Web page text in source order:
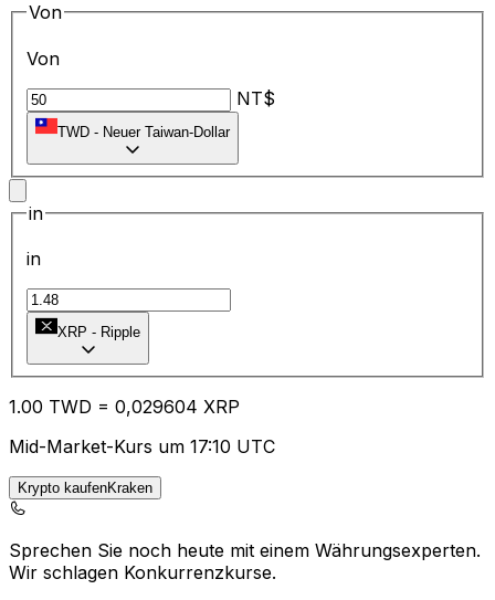
Von
Von
NT$
TWD - Neuer Taiwan-Dollar
in
in
XRP - Ripple
1.00 TWD = 0,029604 XRP
Mid-Market-Kurs um 17:10 UTC
Krypto kaufenKraken
Sprechen Sie noch heute mit einem Währungsexperten.
Wir schlagen Konkurrenzkurse.